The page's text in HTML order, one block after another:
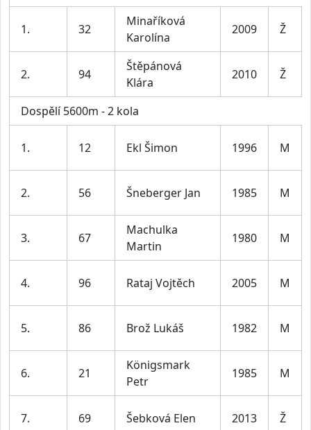
1. 32
Minaříková
Karolína
2009 Ž
2. 94
Štěpánová
Klára
2010 Ž
Dospělí 5600m - 2 kola
1. 12 Ekl Šimon 1996 M
2. 56 Šneberger Jan 1985 M
3. 67
Machulka
Martin
1980 M
4. 96 Rataj Vojtěch 2005 M
5. 86 Brož Lukáš 1982 M
6. 21
Königsmark
Petr
1985 M
7. 69 Šebková Elen 2013 Ž